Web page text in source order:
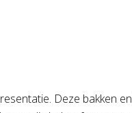
Deze bakken